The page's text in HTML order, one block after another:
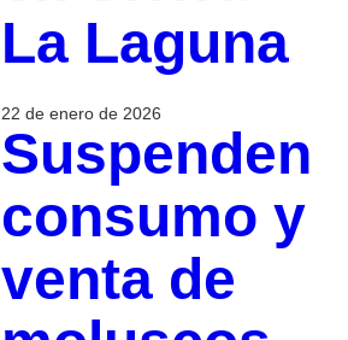
La Laguna
22 de enero de 2026
Suspenden
consumo y
venta de